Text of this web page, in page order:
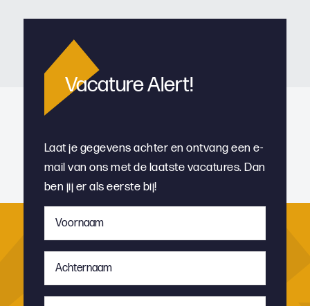
Vacature Alert!
Laat je gegevens achter en ontvang een e-
mail van ons met de laatste vacatures. Dan
ben jij er als eerste bij!
Voornaam
Achternaam